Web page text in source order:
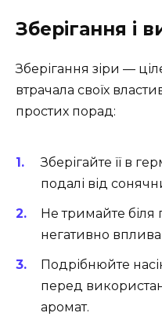
Зберігання і
Зберігання зіри —
втрачала своїх
простих порад:
Зберігайте її в
подалі від
Не тримайте біля
негативно
Подрібнюйте
перед
аромат.